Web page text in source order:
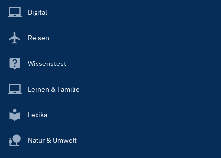
Main
Digital
Reisen
Wissenstest
Lernen & Familie
Lexika
Natur & Umwelt